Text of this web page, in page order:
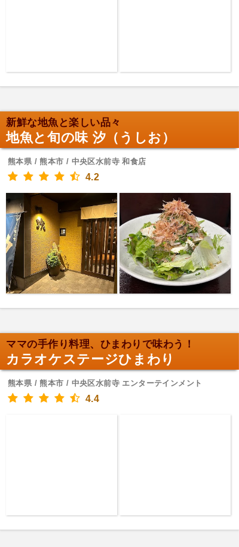
新鮮な地魚と楽しい品々
地魚と旬の味 汐（うしお）
熊本県 / 熊本市 / 中央区水前寺 和食店
4.2
ママの手作り料理、ひまわりで味わう！
カラオケステージひまわり
熊本県 / 熊本市 / 中央区水前寺 エンターテインメント
4.4